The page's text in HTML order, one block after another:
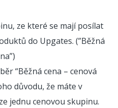
ze které se mají posílat
do Upgates. (”Běžná
“Běžná cena – cenová
důvodu, že máte v
jednu cenovou skupinu.